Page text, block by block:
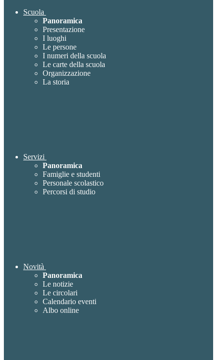
Scuola
Panoramica
Presentazione
I luoghi
Le persone
I numeri della scuola
Le carte della scuola
Organizzazione
La storia
Servizi
Panoramica
Famiglie e studenti
Personale scolastico
Percorsi di studio
Novità
Panoramica
Le notizie
Le circolari
Calendario eventi
Albo online